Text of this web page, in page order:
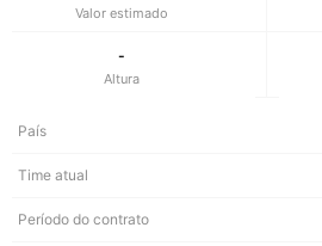
Valor estimado
-
Altura
País
Time atual
Período do contrato